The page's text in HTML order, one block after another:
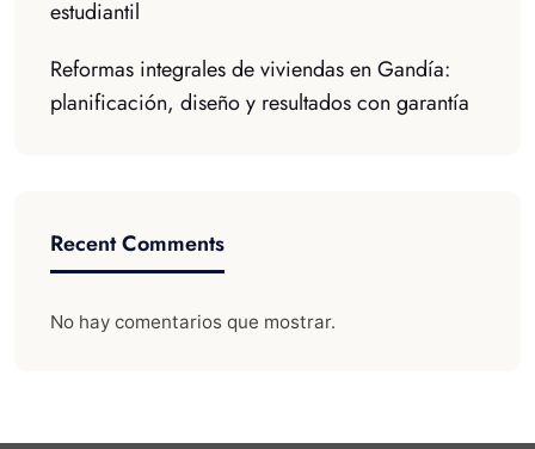
estudiantil
Reformas integrales de viviendas en Gandía:
planificación, diseño y resultados con garantía
Recent Comments
No hay comentarios que mostrar.